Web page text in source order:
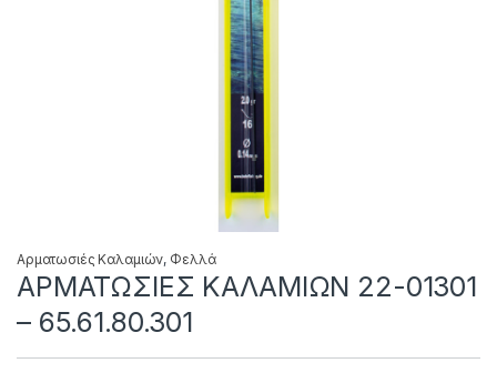
Αρματωσιές Καλαμιών, Φελλά
ΑΡΜΑΤΩΣΙΕΣ ΚΑΛΑΜΙΩΝ 22-01301
– 65.61.80.301